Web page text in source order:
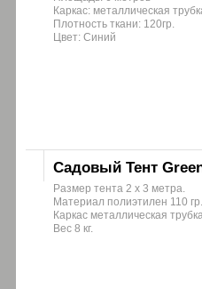
Каркас: металлическая
Плотность ткани: 120гр.
Цвет: Синий
Садовый Тент
Размер тента 2 х 3 метра.
Материал полиэтилен 110 гр.
Каркас металлическая
Вес 8 кг.